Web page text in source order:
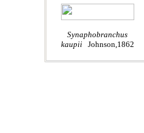
Synaphobranchus
kaupii Johnson,1862